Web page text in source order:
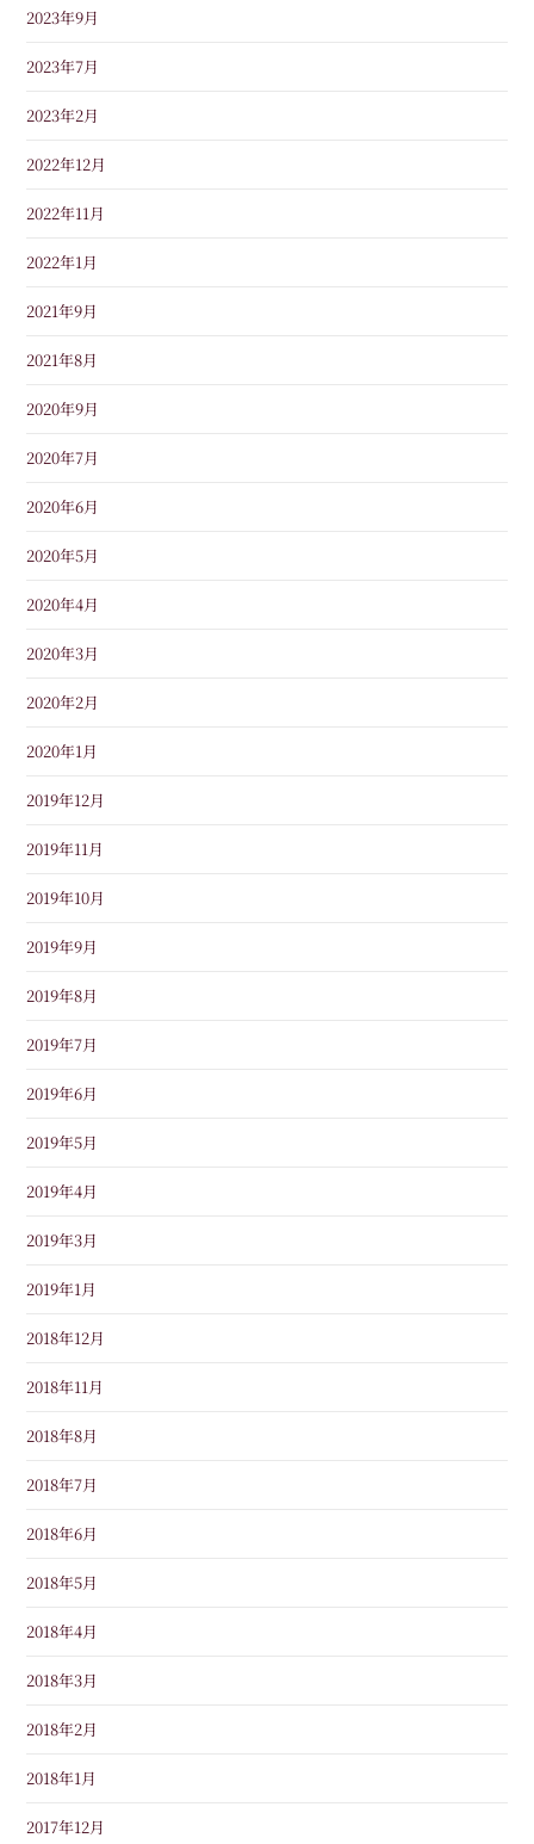
2023年9月
2023年7月
2023年2月
2022年12月
2022年11月
2022年1月
2021年9月
2021年8月
2020年9月
2020年7月
2020年6月
2020年5月
2020年4月
2020年3月
2020年2月
2020年1月
2019年12月
2019年11月
2019年10月
2019年9月
2019年8月
2019年7月
2019年6月
2019年5月
2019年4月
2019年3月
2019年1月
2018年12月
2018年11月
2018年8月
2018年7月
2018年6月
2018年5月
2018年4月
2018年3月
2018年2月
2018年1月
2017年12月